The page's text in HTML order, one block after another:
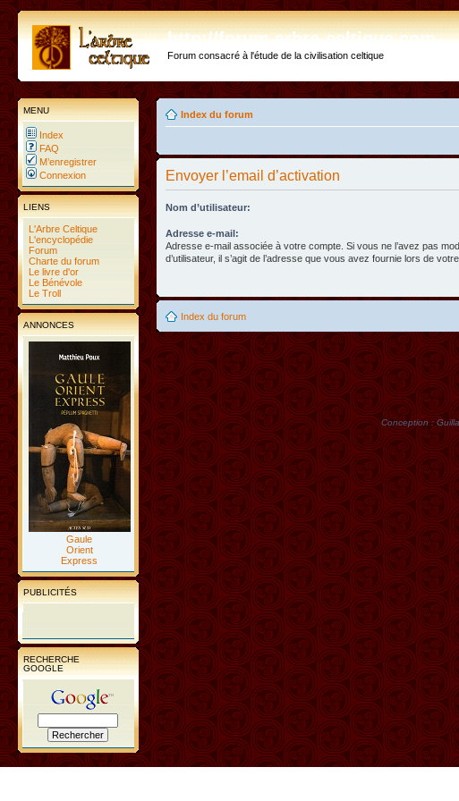
http://forum.arbre-celtique.com
Forum consacré à l'étude de la civilisation celtique
MENU
Index
FAQ
M’enregistrer
Connexion
LIENS
L'Arbre Celtique
L'encyclopédie
Forum
Charte du forum
Le livre d'or
Le Bénévole
Le Troll
ANNONCES
Gaule
Orient
Express
PUBLICITÉS
RECHERCHE
GOOGLE
Index du forum
Envoyer l’email d’activation
Nom d’utilisateur:
Adresse e-mail:
Adresse e-mail associée à votre compte. Si vous ne l’avez pas
d’utilisateur, il s’agit de l’adresse que vous avez fournie lors de
Index du forum
Conception :